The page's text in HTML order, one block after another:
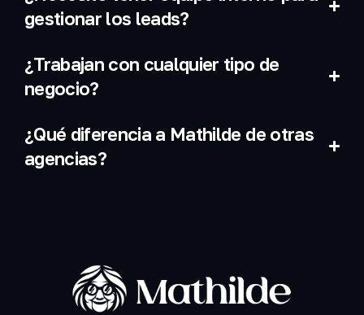
gestionar los leads?
¿Trabajan con cualquier tipo de
negocio?
¿Qué diferencia a Mathilde de otras
agencias?